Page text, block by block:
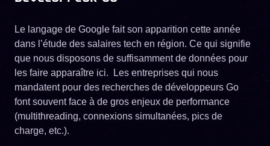
Le langage de Google fait son apparition cette année
dans l’étude des salaires tech en région. Ce qui signifie
que nous disposons de suffisamment de données pour
les faire apparaître ici. Les entreprises qui nous
mandatent pour des recherches de développeurs Go
font souvent face à de gros enjeux de performance
(multithreading, connexions simultanées, pics de
charge, etc.).